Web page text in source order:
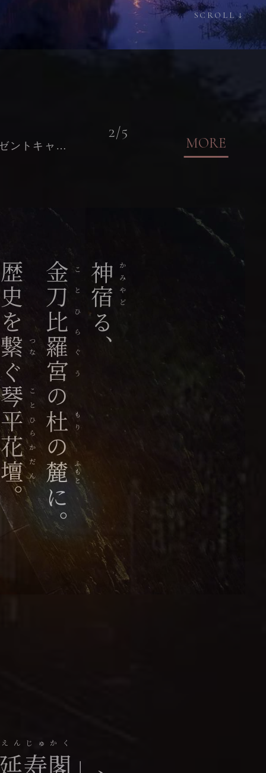
SCROLL ↓
トキャンペーン」を開催
2/5
MORE
神 かみ
宿 やど
る
、
金刀比羅宮ことひらぐう
の
杜 もり
の
麓ふもと
に。
を
つな
壇ことひらかだん
寿閣
えんじゅかく
」、